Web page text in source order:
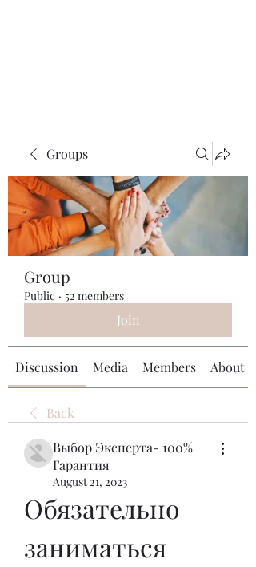
Groups
Group
Public · 52 members
Join
Discussion Media Members About
Back
Выбор Эксперта- 100%
Гарантия
August 21, 2023
Обязательно
заниматься